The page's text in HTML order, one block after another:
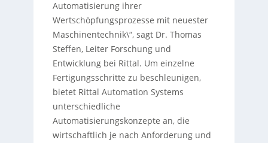
Automatisierung ihrer
Wertschöpfungsprozesse mit neuester
Maschinentechnik\“, sagt Dr. Thomas
Steffen, Leiter Forschung und
Entwicklung bei Rittal. Um einzelne
Fertigungsschritte zu beschleunigen,
bietet Rittal Automation Systems
unterschiedliche
Automatisierungskonzepte an, die
wirtschaftlich je nach Anforderung und